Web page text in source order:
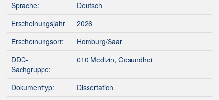
Sprache:
Deutsch
Erscheinungsjahr:
2026
Erscheinungsort:
Homburg/Saar
DDC-
Sachgruppe:
610 Medizin, Gesundheit
Dokumenttyp:
Dissertation